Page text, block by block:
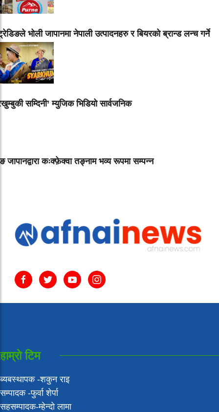
भोली जापानमा नेपाली उत्पादनहरु र बियरको ब्रान्ड लन्च गर्ने
सम्दिनी’ म्युजिक भिडियो सार्वजनिक
जापानद्वारा कःक्फ़ेक्वा तङ्नाम भव्य रूपमा सम्पन्न
हाम्राे टिम
ब्यबस्थापक -शकुन राइ
सम्पादक -फुर्वा शेर्पा
सहसम्पादक-म्हेन्दो लामा